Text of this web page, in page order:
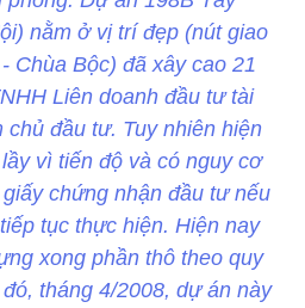
nằm ở vị trí đẹp (nút giao
Chùa Bộc) đã xây cao 21
Liên doanh đầu tư tài
đầu tư. Tuy nhiên hiện
vì tiến độ và có nguy cơ
chứng nhận đầu tư nếu
tục thực hiện. Hiện nay
xong phần thô theo quy
tháng 4/2008, dự án này